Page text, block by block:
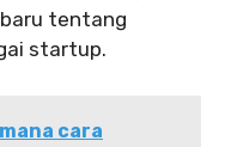
tentang
startup.
cara